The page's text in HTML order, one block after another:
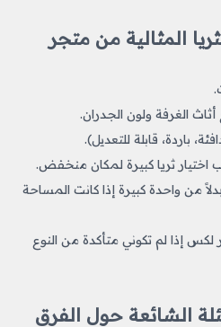
المثالية من متجر
أثاث الغرفة ولون الجدران.
باردة، قابلة للتعديل).
اختيار ثريا كبيرة لمكان منخفض.
من واحدة كبيرة إذا كانت المساحة
إذا لم تكوني متأكدة من النوع
الشائعة حول الفرق